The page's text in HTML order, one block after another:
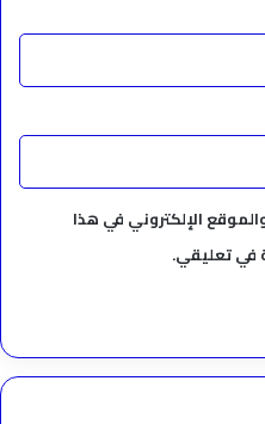
الإلكتروني في هذا
في تعليقي.